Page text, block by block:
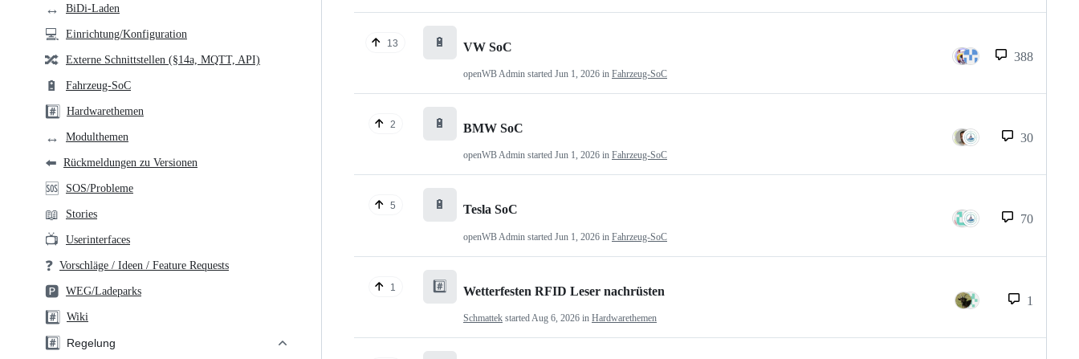
links
↔️ BiDi-Laden
💻 Einrichtung/Konfiguration
🔀 Externe Schnittstellen (§14a, MQTT, API)
🔋 Fahrzeug-SoC
#️⃣ Hardwarethemen
↔️ Modulthemen
⬅️ Rückmeldungen zu Versionen
🆘 SOS/Probleme
📖 Stories
📺 Userinterfaces
❓ Vorschläge / Ideen / Feature Requests
🅿️ WEG/Ladeparks
#️⃣ Wiki
#️⃣
Regelung
13 🔋 VW SoC
openWB Admin started Jun 1, 2026 in Fahrzeug-SoC
388
2 🔋 BMW SoC
openWB Admin started Jun 1, 2026 in Fahrzeug-SoC
30
5 🔋 Tesla SoC
openWB Admin started Jun 1, 2026 in Fahrzeug-SoC
70
1 #️⃣ Wetterfesten RFID Leser nachrüsten
Schmattek startedAug 6, 2026 in Hardwarethemen
1